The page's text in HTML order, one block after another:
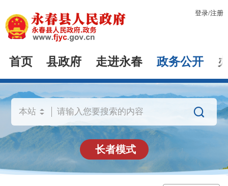
登录/注册
首页 县政府 走进永春 政务公开

长者模式